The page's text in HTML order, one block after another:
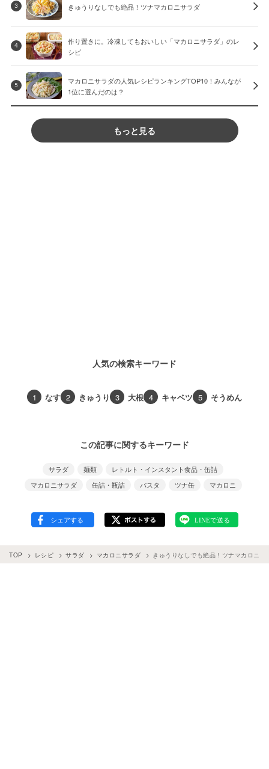
3 きゅうりなしでも絶品！ツナマカロニサラダ
4
作り置きに。冷凍してもおいしい「マカロニサラダ」のレ
シピ
5
マカロニサラダの人気レシピランキングTOP10！みんなが
1位に選んだのは？
もっと見る
人気の検索キーワード
1 なす 2 きゅうり 3 大根 4 キャベツ 5 そうめん
この記事に関するキーワード
サラダ 麺類
レトルト・インスタント食品・缶詰
マカロニサラダ
缶詰・瓶詰 パスタ ツナ缶 マカロニ
TOP レシピ サラダ マカロニサラダ きゅうりなしでも絶品！ツナマカロニサ